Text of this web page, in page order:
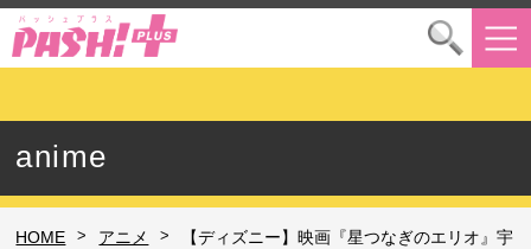
anime
HOME > アニメ >
【ディズニー】映画『星つなぎのエリオ』宇